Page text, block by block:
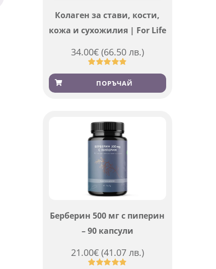
Колаген за стави, кости,
кожа и сухожилия | For Life
34.00€ (66.50 лв.)
Оценен
4.83от 5,
базирано
923
ПОРЪЧАЙ
Берберин 500 мг с пиперин
– 90 капсули
21.00€ (41.07 лв.)